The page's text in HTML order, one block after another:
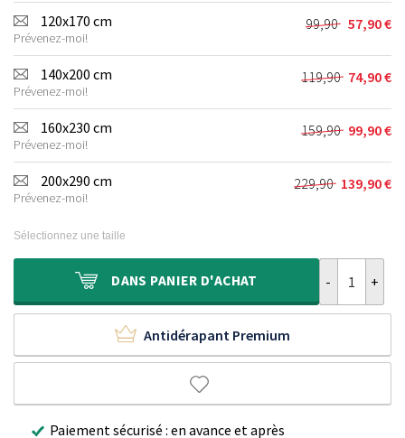
initial
était :
64,90 €.
actuel
est :
37,90 €.
120x170 cm
Prévenez-moi!
99,90
Le
prix
initial
était :
99,90 €.
57,90€
Le
prix
actuel
est :
57,90 €.
140x200 cm
Prévenez-moi!
119,90
Le
prix
initial
était :
119,90 €.
74,90€
Le
prix
actuel
est :
74,90 €.
160x230 cm
Prévenez-moi!
159,90
Le
prix
initial
était :
99,90€
Le
prix
actuel
est :
200x290 cm
Prévenez-moi!
229,90
Le
229,90 €.
139,90€
Le
139,90 €.
Sélectionnez une taille
DANS PANIER D'ACHAT
Antidérapant Premium
Paiement sécurisé : en avance et après